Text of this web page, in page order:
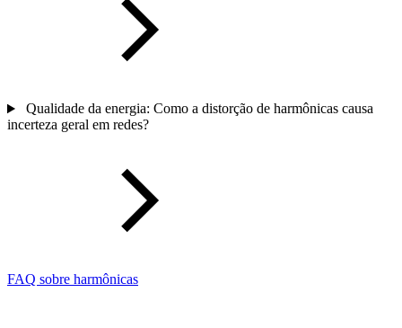
Qualidade da energia: Como a distorção de harmônicas causa
incerteza geral em redes?
FAQ sobre harmônicas